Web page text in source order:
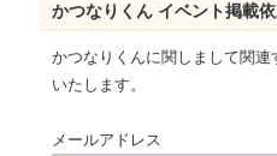
かつなりくん イベント掲載
かつなりくんに関しまして関
いたします。
メールアドレス